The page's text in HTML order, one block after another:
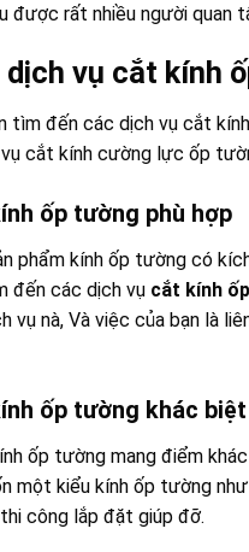
rất nhiều người quan
vụ cắt kính
tìm đến các dịch vụ cắt
cắt kính cường lực ốp
ốp tường phù hợp
phẩm kính ốp tường có
đến các dịch vụ cắt kính
vụ nà, Và việc của bạn là
ốp tường khác biệt
ốp tường mang điểm
một kiểu kính ốp tường
công lắp đặt giúp đỡ.